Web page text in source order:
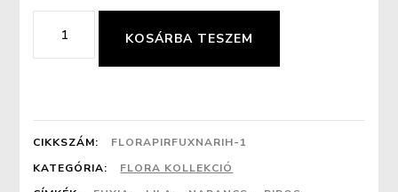
Piros-
fuxia-
mintás
fülbevaló
KOSÁRBA TESZEM
CIKKSZÁM:
FLORAPIRFUXNARIH-1
KATEGÓRIA:
FLORA KOLLEKCIÓ